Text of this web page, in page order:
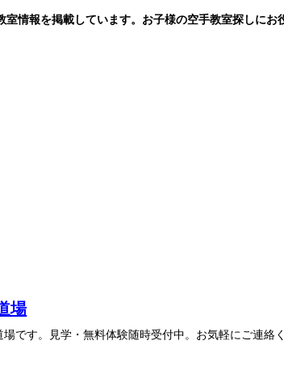
情報を掲載しています。お子様の空手教室探しにお
場
です。見学・無料体験随時受付中。お気軽にご連絡く